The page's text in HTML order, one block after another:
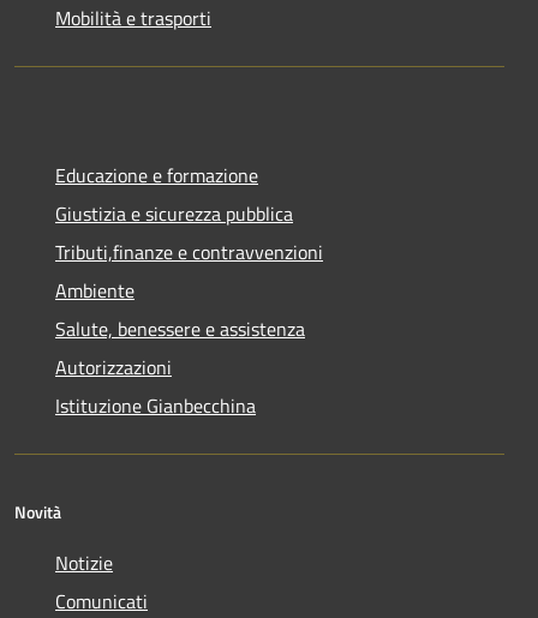
Mobilità e trasporti
Educazione e formazione
Giustizia e sicurezza pubblica
Tributi,finanze e contravvenzioni
Ambiente
Salute, benessere e assistenza
Autorizzazioni
Istituzione Gianbecchina
Novità
Notizie
Comunicati